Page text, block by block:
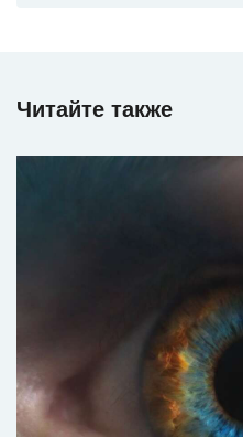
Читайте также